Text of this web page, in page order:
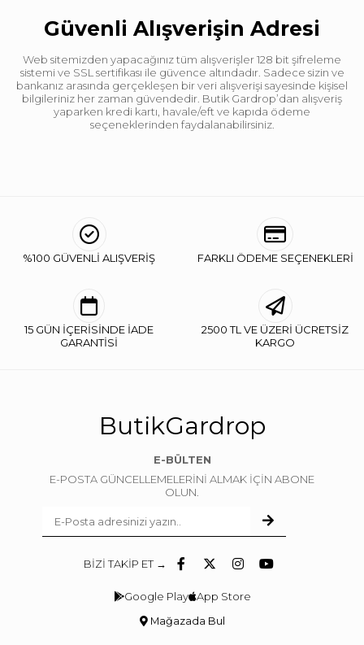
Güvenli Alışverişin Adresi
Web sitemizden yapacağınız tüm alışverişler 128 bit şifreleme
sistemi ve SSL sertifikası ile güvence altındadır. Sadece sizin ve
bankanız arasında gerçekleşen bir veri alışverişi sayesinde kişisel
bilgileriniz her zaman güvendedir. Butik Gardrop’dan alışveriş
yaparken kredi kartı, havale/eft ve kapıda ödeme
seçeneklerinden faydalanabilirsiniz.
%100 GÜVENLİ ALIŞVERİŞ FARKLI ÖDEME SEÇENEKLERİ
15 GÜN İÇERİSİNDE İADE
GARANTİSİ
2500 TL VE ÜZERİ ÜCRETSİZ
KARGO
ButikGardrop
E-BÜLTEN
E-POSTA GÜNCELLEMELERİNİ ALMAK İÇİN ABONE
OLUN.
BİZİ TAKİP ET →
Google Play App Store
Mağazada Bul